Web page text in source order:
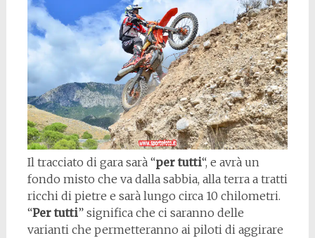
Il tracciato di gara sarà “per tutti“, e avrà un
fondo misto che va dalla sabbia, alla terra a tratti
ricchi di pietre e sarà lungo circa 10 chilometri.
“Per tutti” significa che ci saranno delle
varianti che permetteranno ai piloti di aggirare